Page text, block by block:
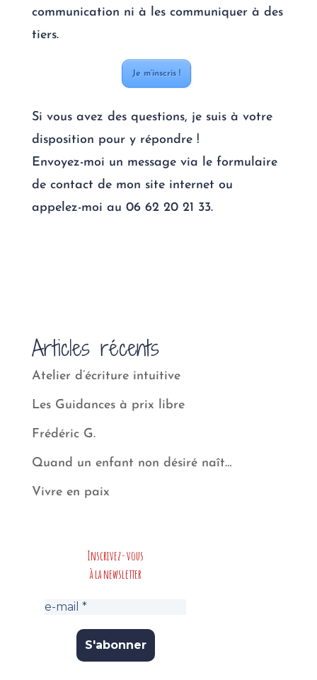
communication ni à les communiquer à des
tiers.
Je m’inscris !
Si vous avez des questions, je suis à votre
disposition pour y répondre !
Envoyez-moi un message via le formulaire
de contact de mon site internet ou
appelez-moi au 06 62 20 21 33.
Articles récents
Atelier d’écriture intuitive
Les Guidances à prix libre
Frédéric G.
Quand un enfant non désiré naît…
Vivre en paix
Inscrivez-vous
à la newsletter